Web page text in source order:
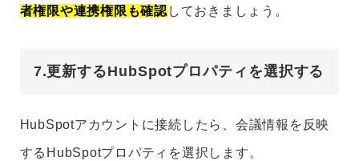
者権限や連携権限も確認 しておきましょう。
7.更新するHubSpotプロパティを選択する
HubSpotアカウントに接続したら、会議情報を反映
するHubSpotプロパティを選択します。